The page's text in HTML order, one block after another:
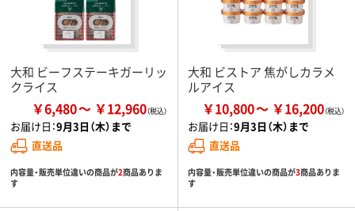
大和 ビーフステーキガーリッ
クライス
￥6,480 ￥12,960
お届け日：9月3日（木）まで
直送品
内容量・販売単位違いの商品が2商品ありま
す
大和 ビストア 焦がしカラメ
ルアイス
￥10,800 ￥16,200
お届け日：9月3日（木）まで
直送品
内容量・販売単位違いの商品が3商品ありま
す